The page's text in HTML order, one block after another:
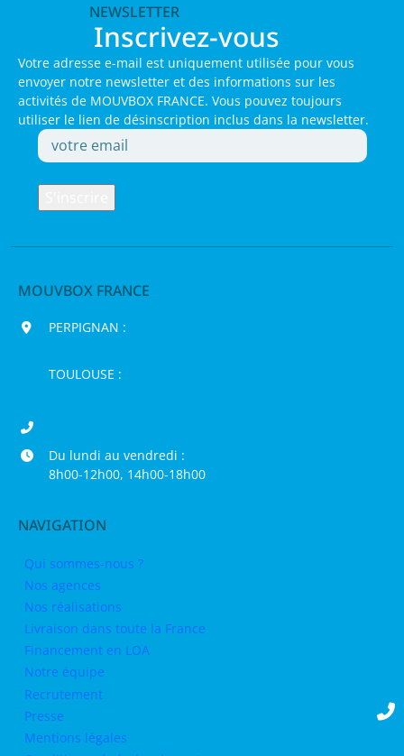
NEWSLETTER
Inscrivez-vous
Votre adresse e-mail est uniquement utilisée pour vous
envoyer notre newsletter et des informations sur les
activités de MOUVBOX FRANCE. Vous pouvez toujours
utiliser le lien de désinscription inclus dans la newsletter.
MOUVBOX FRANCE
PERPIGNAN :
TOULOUSE :
Du lundi au vendredi :
8h00-12h00, 14h00-18h00
NAVIGATION
Qui sommes-nous ?
Nos agences
Nos réalisations
Livraison dans toute la France
Financement en LOA
Notre équipe
Recrutement
Presse
Mentions légales